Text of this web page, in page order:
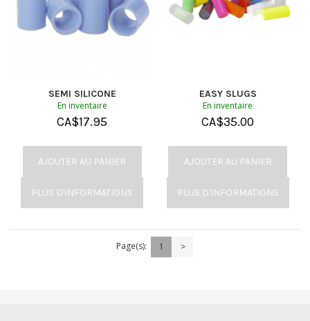
SEMI SILICONE
En inventaire
CA$17.95
AJOUTER AU PANIER
PLUS D'INFORMATIONS
EASY SLUGS
En inventaire
CA$35.00
AJOUTER AU PANIER
PLUS D'INFORMATIONS
Page(s): 1 >